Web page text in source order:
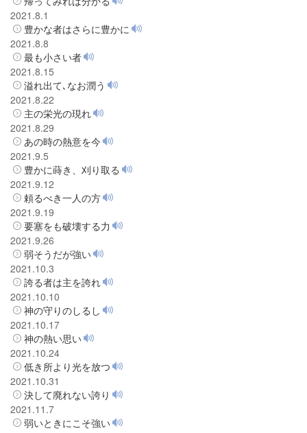
2021.8.1
豊かな者はさらに豊かに
2021.8.8
最も小さい者
2021.8.15
溢れ出て､なお潤う
2021.8.22
主の栄光の現れ
2021.8.29
あの時の熱意を今
2021.9.5
豊かに蒔き、刈り取る
2021.9.12
頼るべき一人の方
2021.9.19
要塞をも破壊する力
2021.9.26
弱そうだが強い
2021.10.3
誇る者は主を誇れ
2021.10.10
神の守りのしるし
2021.10.17
神の熱い思い
2021.10.24
低き所より光を放つ
2021.10.31
決して廃れない誇り
2021.11.7
弱いときにこそ強い